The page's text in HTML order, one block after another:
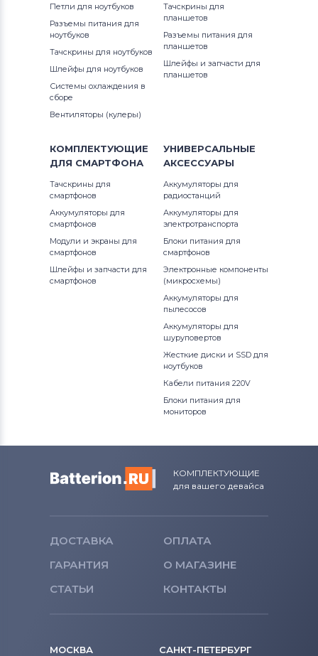
Петли для ноутбуков
Разъемы питания для
ноутбуков
Тачскрины для ноутбуков
Шлейфы для ноутбуков
Системы охлаждения в
сборе
Вентиляторы (кулеры)
Тачскрины для
планшетов
Разъемы питания для
планшетов
Шлейфы и запчасти для
планшетов
КОМПЛЕКТУЮЩИЕ
ДЛЯ СМАРТФОНА
Тачскрины для
смартфонов
Аккумуляторы для
смартфонов
Модули и экраны для
смартфонов
Шлейфы и запчасти для
смартфонов
УНИВЕРСАЛЬНЫЕ
АКСЕССУАРЫ
Аккумуляторы для
радиостанций
Аккумуляторы для
электротранспорта
Блоки питания для
смартфонов
Электронные компоненты
(микросхемы)
Аккумуляторы для
пылесосов
Аккумуляторы для
шуруповертов
Жесткие диски и SSD для
ноутбуков
Кабели питания 220V
Блоки питания для
мониторов
КОМПЛЕКТУЮЩИЕ
для вашего девайса
ДОСТАВКА
ОПЛАТА
ГАРАНТИЯ
О МАГАЗИНЕ
СТАТЬИ
КОНТАКТЫ
МОСКВА САНКТ-ПЕТЕРБУРГ